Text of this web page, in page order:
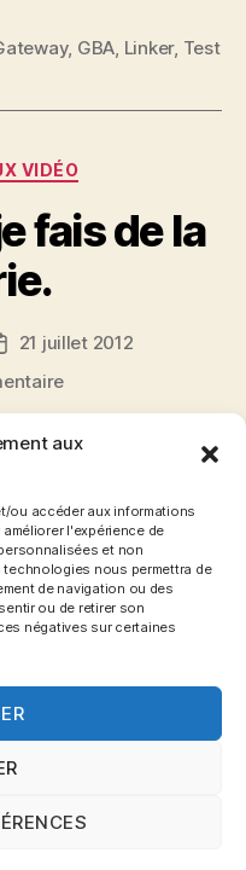
aux
ou accéder aux informations
l'expérience de
et non
nous permettra de
de navigation ou des
ou de retirer son
négatives sur certaines
, GBA, Linker, Test
VIDÉO
fais de la
21 juillet 2012
sur
la
poterie.
vous avez lu le
je viens de me
tout de même, de
j’ai
(existant sous
sur DS et
Pottery » et […]
iPad
Poterie,Review,Test,Wii